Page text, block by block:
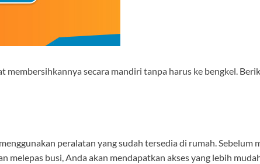
secara mandiri tanpa harus ke bengkel.
peralatan yang sudah tersedia di rumah. Sebelum
melepas busi, Anda akan mendapatkan akses yang lebih